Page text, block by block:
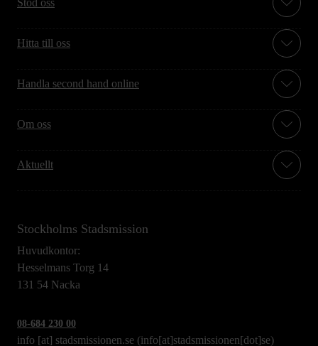
Stöd oss
Hitta till oss
Handla second hand online
Om oss
Aktuellt
Stockholms Stadsmission
Huvudkontor:
Hesselmans Torg 14
131 54 Nacka
08-684 230 00
info [at] stadsmissionen.se (info[at]stadsmissionen[dot]se)